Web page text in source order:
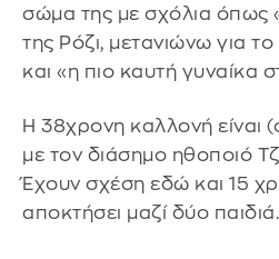
σώμα της με σχόλια όπως
της Ρόζι, μετανιώνω για
και «η πιο καυτή γυναίκα
Η 38χρονη καλλονή είναι
με τον διάσημο ηθοποιό
Έχουν σχέση εδώ και 15
αποκτήσει μαζί δύο παιδιά.